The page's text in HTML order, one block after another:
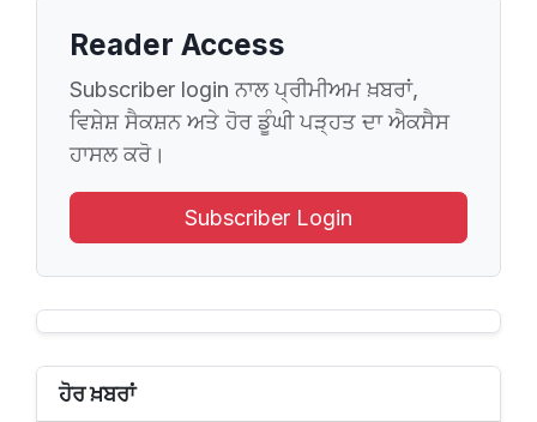
Reader Access
Subscriber login ਨਾਲ ਪ੍ਰੀਮੀਅਮ ਖ਼ਬਰਾਂ,
ਵਿਸ਼ੇਸ਼ ਸੈਕਸ਼ਨ ਅਤੇ ਹੋਰ ਡੂੰਘੀ ਪੜ੍ਹਤ ਦਾ ਐਕਸੈਸ
ਹਾਸਲ ਕਰੋ।
Subscriber Login
ਹੋਰ ਖ਼ਬਰਾਂ